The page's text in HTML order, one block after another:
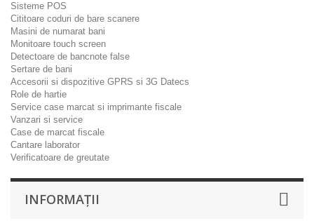
Sisteme POS
Cititoare coduri de bare scanere
Masini de numarat bani
Monitoare touch screen
Detectoare de bancnote false
Sertare de bani
Accesorii si dispozitive GPRS si 3G Datecs
Role de hartie
Service case marcat si imprimante fiscale
Vanzari si service
Case de marcat fiscale
Cantare laborator
Verificatoare de greutate
INFORMAŢII